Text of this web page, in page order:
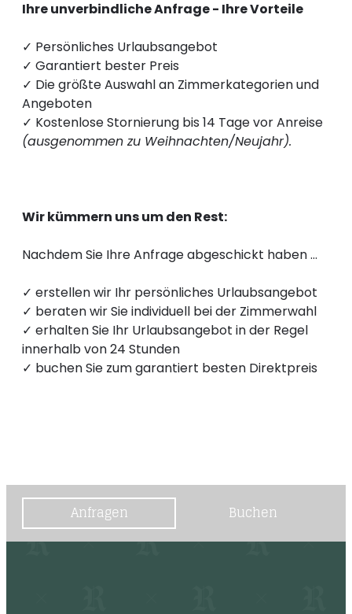
----
--
Ihre unverbindliche Anfrage - Ihre Vorteile
✓ Persönliches Urlaubsangebot
✓ Garantiert bester Preis
✓ Die größte Auswahl an Zimmerkategorien und
Angeboten
✓ Kostenlose Stornierung bis 14 Tage vor Anreise
(ausgenommen zu Weihnachten/Neujahr).
Wir kümmern uns um den Rest:
Nachdem Sie Ihre Anfrage abgeschickt haben …
✓ erstellen wir Ihr persönliches Urlaubsangebot
✓ beraten wir Sie individuell bei der Zimmerwahl
✓ erhalten Sie Ihr Urlaubsangebot in der Regel
innerhalb von 24 Stunden
✓ buchen Sie zum garantiert besten Direktpreis
Anfragen Buchen